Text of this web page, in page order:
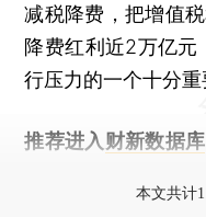
减税降费，把增值
降费红利近2万亿元
行压力的一个十分重
推荐进入 财新数据库
本文共计